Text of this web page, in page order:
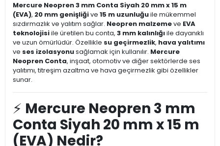
Mercure Neopren 3 mm Conta Siyah 20 mm x 15 m
(EVA), 20 mm genişliğive 15 m uzunluğuile mükemmel
sızdırmazlık ve yalıtım sağlar. Neopren malzemeve EVA
teknolojisiile üretilen bu conta, 3 mm kalınlığıile dayanıklı
ve uzun ömürlüdür. Özellikle su geçirmezlik, hava yalıtımı
ve ses izolasyonusağlamak için kullanılır. Mercure
Neopren Conta, inşaat, otomotiv ve diğer sektörlerde ses
yalıtımı, titreşim azaltma ve hava geçirmezlik gibi özellikler
sunar.
⚡ Mercure Neopren 3 mm
Conta Siyah 20 mm x 15 m
(EVA) Nedir?